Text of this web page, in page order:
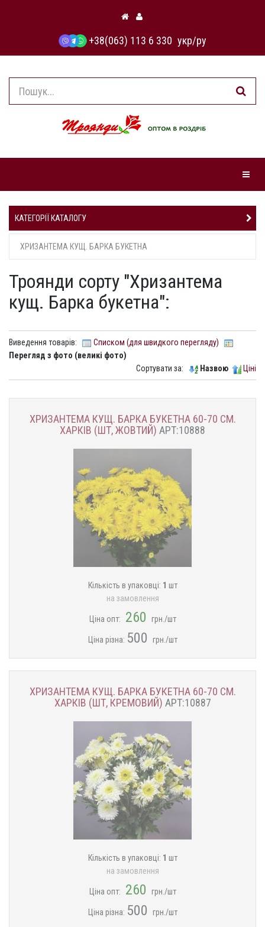
+38(063) 113 6 330 укр/ру
КАТЕГОРІЇ КАТАЛОГУ
ХРИЗАНТЕМА КУЩ. БАРКА БУКЕТНА
Троянди сорту "Хризантема
кущ. Барка букетна":
Виведення товарів:
Списком (для швидкого перегляду)
Перегляд з фото (великі фото)
Сортувати за:
Назвою Ціні
ХРИЗАНТЕМА КУЩ. БАРКА БУКЕТНА 60-70 СМ.
ХАРКІВ (ШТ, ЖОВТИЙ) АРТ:10888
Кількість в упаковці: 1 шт
на замовлення
Ціна опт: 260 грн./шт
Ціна різна: 500 грн./шт
ХРИЗАНТЕМА КУЩ. БАРКА БУКЕТНА 60-70 СМ.
ХАРКІВ (ШТ, КРЕМОВИЙ) АРТ:10887
Кількість в упаковці: 1 шт
на замовлення
Ціна опт: 260 грн./шт
Ціна різна: 500 грн./шт